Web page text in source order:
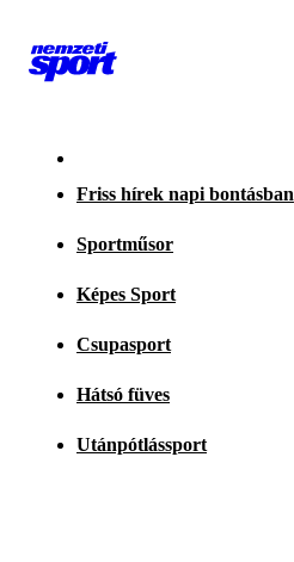
Friss hírek napi bontásban
Sportműsor
Képes Sport
Csupasport
Hátsó füves
Utánpótlássport